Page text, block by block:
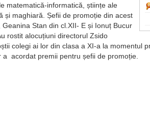
matematică-informatică, științe ale
și maghiară. Șefii de promoție din acest
Stan din cl.XII- E și Ionuț Bucur
rostit alocuțiuni directorul Zsido
colegi ai lor din clasa a XI-a la momentul
acordat premii pentru șefii de promoție.